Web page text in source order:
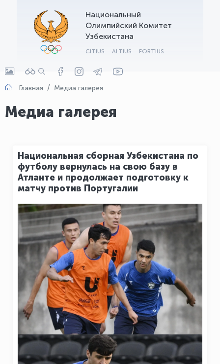
Национальный
Олимпийский Комитет
Узбекистана
CITIUS ALTIUS FORTIUS
Главная Медиа галерея
Медиа галерея
Национальная сборная Узбекистана по
футболу вернулась на свою базу в
Атланте и продолжает подготовку к
матчу против Португалии
OLYMPCHIK AI - yordamchi
Онлайн · olympic.uz